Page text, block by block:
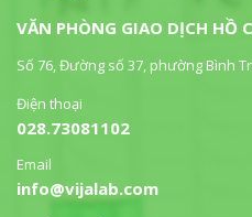
VĂN PHÒNG GIAO DỊCH HỒ
Số 76, Đường số 37, phường Bình
Điện thoại
028.73081102
Email
info@vijalab.com